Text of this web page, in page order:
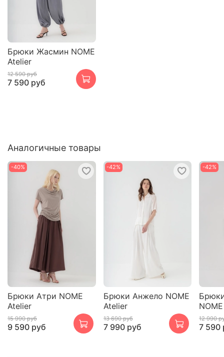
Брюки Жасмин NOME
Atelier
12 590 руб
7 590 руб
Аналогичные товары
-40%
Брюки Атри NOME
Atelier
15 990 руб
9 590 руб
-42%
Брюки Анжело NOME
Atelier
13 690 руб
7 990 руб
-42%
12 990
7 590